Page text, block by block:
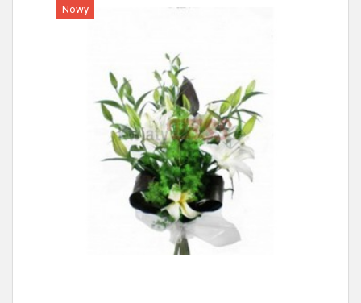
Nowy